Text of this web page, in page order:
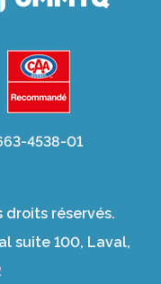
4538-01
droits réservés.
suite 100, Laval,